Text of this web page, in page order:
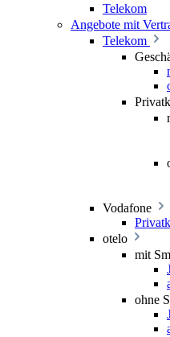
Telekom
Angebote mit
Telekom
Vodafone
otelo
mit
ohne